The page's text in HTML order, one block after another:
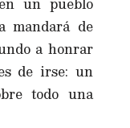
mandará de
a honrar
de irse: un
todo una